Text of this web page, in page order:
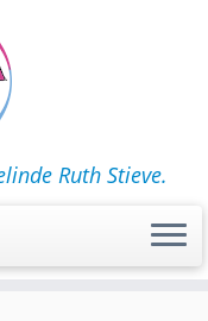
Ruth Stieve.